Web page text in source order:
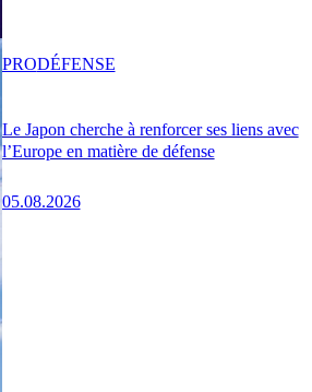
Le Japon cherche à renforcer ses liens avec
l’Europe en matière de défense
05.08.2026
PRODÉFENSE